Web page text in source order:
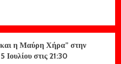
η Μαύρη Χήρα” στην
Ιουλίου στις 21:30